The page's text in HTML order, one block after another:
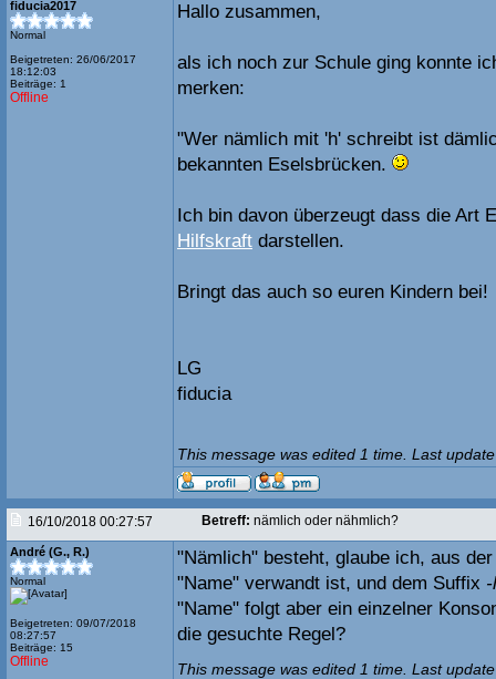
fiducia2017
Normal
Beigetreten: 26/06/2017
18:12:03
Beiträge: 1
Offline
Hallo zusammen,
als ich noch zur Schule ging konnte
merken:
"Wer nämlich mit 'h' schreibt ist
bekannten Eselsbrücken.
Ich bin davon überzeugt dass die Art
Hilfskraft darstellen.
Bringt das auch so euren Kindern bei!
LG
fiducia
This message was edited 1 time. Last
16/10/2018 00:27:57 Betreff: nämlich oder nähmlich?
André (G., R.)
Normal
Beigetreten: 09/07/2018
08:27:57
Beiträge: 15
Offline
"Nämlich" besteht, glaube ich, aus
"Name" verwandt ist, und dem Suffix
"Name" folgt aber ein einzelner
die gesuchte Regel?
This message was edited 1 time. Last